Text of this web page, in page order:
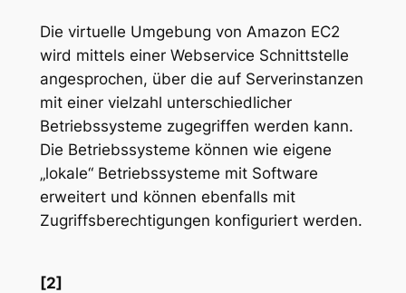
Die virtuelle Umgebung von Amazon EC2
wird mittels einer Webservice Schnittstelle
angesprochen, über die auf Serverinstanzen
mit einer vielzahl unterschiedlicher
Betriebssysteme zugegriffen werden kann.
Die Betriebssysteme können wie eigene
„lokale“ Betriebssysteme mit Software
erweitert und können ebenfalls mit
Zugriffsberechtigungen konfiguriert werden.
[2]